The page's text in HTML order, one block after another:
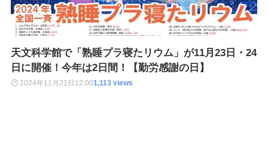
天文科学館で「熟睡プラ寝たリウム」が11月23日・24
日に開催！今年は2日間！【勤労感謝の日】
2024年11月21日 12:001,113 views